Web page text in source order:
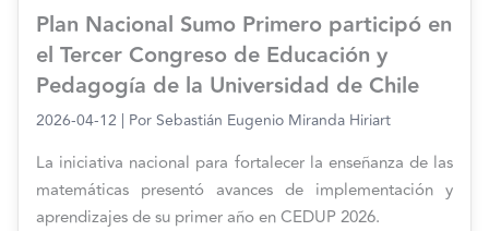
Plan Nacional Sumo Primero participó en
el Tercer Congreso de Educación y
Pedagogía de la Universidad de Chile
2026-04-12 | PorSebastián Eugenio Miranda Hiriart
La iniciativa nacional para fortalecer la enseñanza de las
matemáticas presentó avances de implementación y
aprendizajes de su primer año en CEDUP 2026.